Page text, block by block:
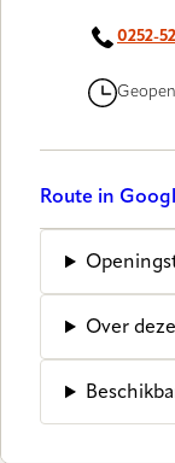
0252-
Route in
Over